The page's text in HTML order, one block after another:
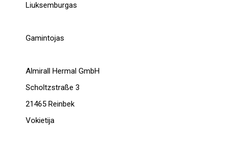
Liuksemburgas
Gamintojas
Almirall Hermal GmbH
Scholtzstraße 3
21465 Reinbek
Vokietija